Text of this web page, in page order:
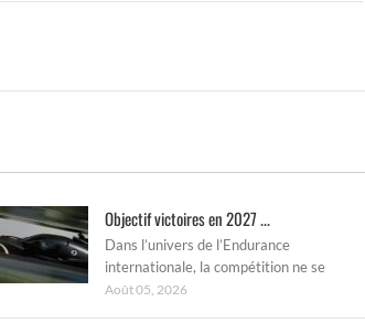
Objectif victoires en 2027 ...
Dans l’univers de l’Endurance
internationale, la compétition ne se
Août 05, 2026